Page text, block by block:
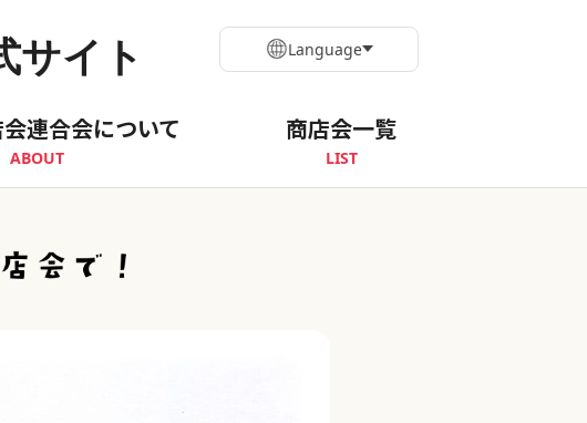
イト
連合会について
ABOUT
商店会一覧
LIST
Language